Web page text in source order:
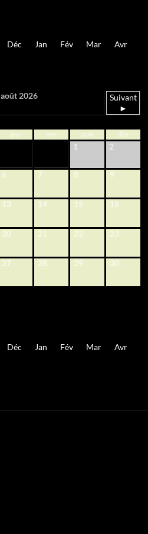
Déc Jan Fév Mar Avr
août 2026
Suivant
►
jeu ven sam dim
1 2
6 7 8 9
13 14 15 16
20 21 22 23
27 28 29 30
Déc Jan Fév Mar Avr